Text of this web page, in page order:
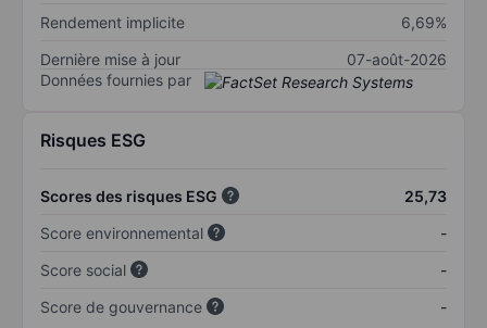
Rendement implicite
6,69%
Dernière mise à jour
07-août-2026
Données fournies par
Risques ESG
Scores des risques ESG
25,73
Score environnemental
-
Score social
-
Score de gouvernance
-